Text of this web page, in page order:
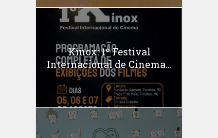
Kinox: 1º Festival
Internacional de Cinema...